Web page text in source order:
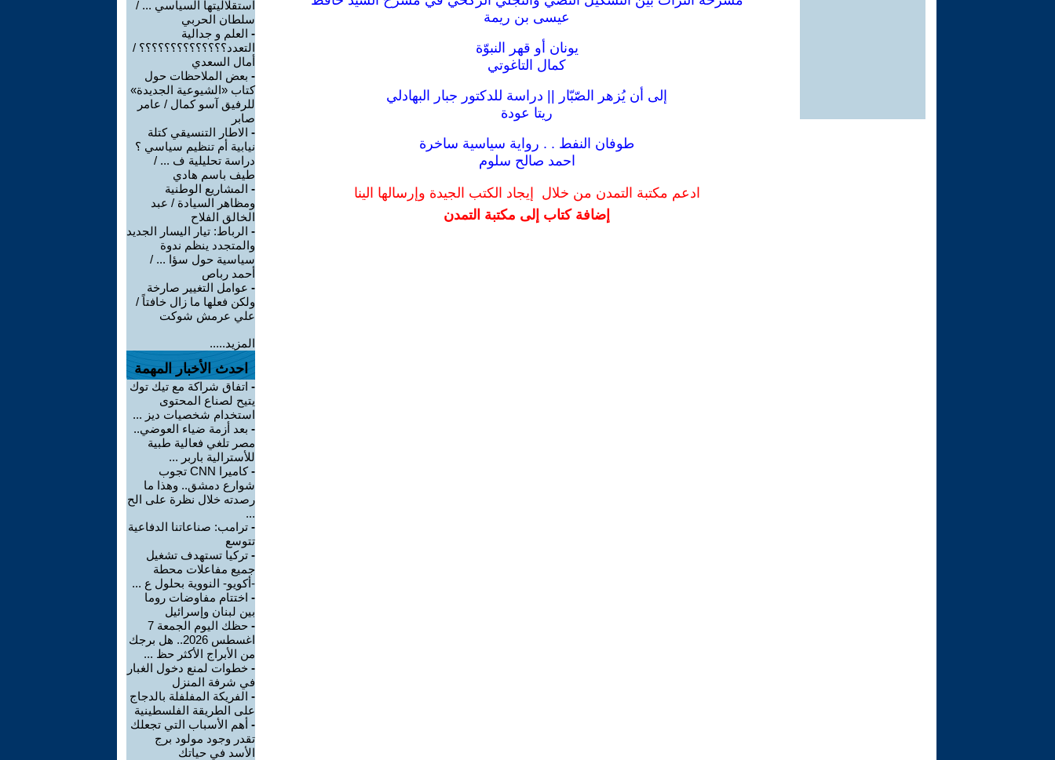
عيسى بن ريمة
يونان أو قهر النبوّة
كمال التاغوتي
إلى أن يُزهر الصّبّار || دراسة للدكتور جبار البهادلي
ريتا عودة
طوفان النفط . . رواية سياسية ساخرة
احمد صالح سلوم
ادعم مكتبة التمدن من خلال إيجاد الكتب الجيدة وإرسالها الينا
إضافة كتاب إلى مكتبة التمدن
استقلاليتها السياسي ... /
سلطان الحربي
- العلم و جدالية
التعدد؟؟؟؟؟؟؟؟؟؟؟؟؟؟ /
أمال السعدي
- بعض الملاحظات حول
كتاب «الشيوعية الجديدة»
للرفيق آسو كمال / عامر
صابر
- الاطار التنسيقي كتلة
نيابية أم تنظيم سياسي ؟
دراسة تحليلية ف ... /
طيف باسم هادي
- المشاريع الوطنية
ومظاهر السيادة / عبد
الخالق الفلاح
- الرباط: تيار اليسار الجديد
والمتجدد ينظم ندوة
سياسية حول سؤا ... /
أحمد رباص
- عوامل التغيير صارخة
ولكن فعلها ما زال خافتاً /
علي عرمش شوكت
المزيد.....
احدث الأخبار المهمة
- اتفاق شراكة مع تيك توك
يتيح لصناع المحتوى
استخدام شخصيات ديز ...
- بعد أزمة ضياء العوضي..
مصر تلغي فعالية طبية
للأسترالية باربر ...
-
كاميرا CNN تجوب
شوارع دمشق.. وهذا ما
رصدته خلال نظرة على الح
...
- ترامب: صناعاتنا الدفاعية
تتوسع
- تركيا تستهدف تشغيل
جميع مفاعلات محطة
-أكويو- النووية بحلول ع ...
- اختتام مفاوضات روما
بين لبنان وإسرائيل
-
حظك اليوم الجمعة 7
اغسطس 2026.. هل برجك
من الأبراج الأكثر حظ ...
- خطوات لمنع دخول الغبار
في شرفة المنزل
- الفريكة المفلفلة بالدجاج
على الطريقة الفلسطينية
- أهم الأسباب التي تجعلك
تقدر وجود مولود برج
الأسد في حياتك